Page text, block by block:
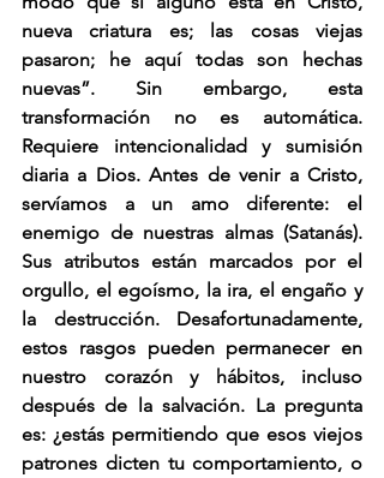
nueva criatura es; las cosas viejas
pasaron; he aquí todas son hechas
nuevas”. Sin embargo, esta
transformación no es automática.
Requiere intencionalidad y sumisión
diaria a Dios. Antes de venir a Cristo,
servíamos a un amo diferente: el
enemigo de nuestras almas (Satanás).
Sus atributos están marcados por el
orgullo, el egoísmo, la ira, el engaño y
la destrucción. Desafortunadamente,
estos rasgos pueden permanecer en
nuestro corazón y hábitos, incluso
después de la salvación. La pregunta
es: ¿estás permitiendo que esos viejos
patrones dicten tu comportamiento, o